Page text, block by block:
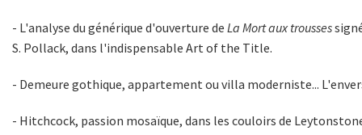
- L'analyse du générique d'ouverture de La Mort aux trousses
S. Pollack, dans l'indispensable Art of the Title.
- Demeure gothique, appartement ou villa moderniste...
- Hitchcock, passion mosaïque, dans les couloirs de